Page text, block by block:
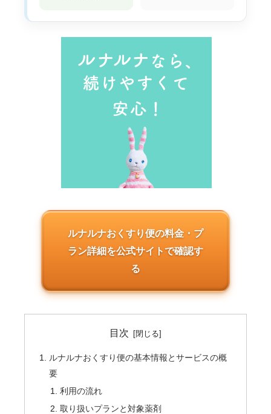
ルナルナおくすり便の料金・プ
ラン詳細を公式サイトで確認す
る
目次
ルナルナおくすり便の基本情報とサービスの概
要
利用の流れ
取り扱いプランと対象薬剤